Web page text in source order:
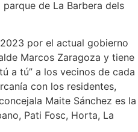
de La Barbera dels
por el actual gobierno
Marcos Zaragoza y tiene
a tú” a los vecinos de cada
con los residentes,
Maite Sánchez es la
Pati Fosc, Horta, La